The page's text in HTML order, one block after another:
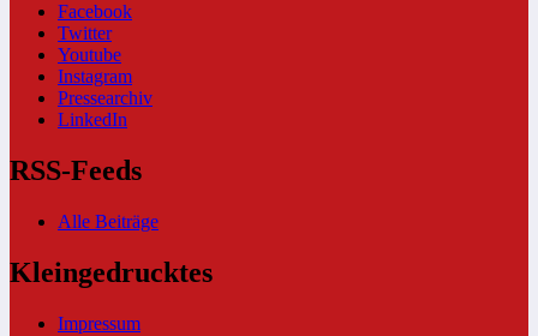
Facebook
Twitter
Youtube
Instagram
Pressearchiv
LinkedIn
RSS-Feeds
Alle Beiträge
Kleingedrucktes
Impressum